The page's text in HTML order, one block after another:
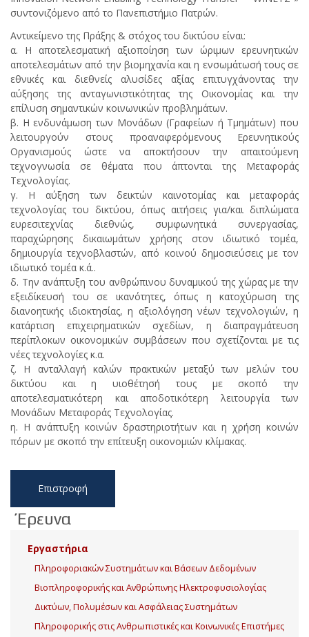
συντονιζόμενο από το Πανεπιστήμιο Πατρών.
Αντικείμενο της Πράξης & στόχος του δικτύου είναι:
α. Η αποτελεσματική αξιοποίηση των ώριμων ερευνητικών
αποτελεσμάτων από την βιομηχανία και η ενσωμάτωσή τους σε
εθνικές και διεθνείς αλυσίδες αξίας επιτυγχάνοντας την
αύξησης της ανταγωνιστικότητας της Οικονομίας και την
επίλυση σημαντικών κοινωνικών προβλημάτων.
β. Η ενδυνάμωση των Μονάδων (Γραφείων ή Τμημάτων) που
λειτουργούν στους προαναφερόμενους Ερευνητικούς
Οργανισμούς ώστε να αποκτήσουν την απαιτούμενη
τεχνογνωσία σε θέματα που άπτονται της Μεταφοράς
Τεχνολογίας.
γ. Η αύξηση των δεικτών καινοτομίας και μεταφοράς
τεχνολογίας του δικτύου, όπως αιτήσεις για/και διπλώματα
ευρεσιτεχνίας διεθνώς, συμφωνητικά συνεργασίας,
παραχώρησης δικαιωμάτων χρήσης στον ιδιωτικό τομέα,
δημιουργία τεχνοβλαστών, από κοινού δημοσιεύσεις με τον
ιδιωτικό τομέα κ.ά..
δ. Την ανάπτυξη του ανθρώπινου δυναμικού της χώρας με την
εξειδίκευσή του σε ικανότητες, όπως η κατοχύρωση της
διανοητικής ιδιοκτησίας, η αξιολόγηση νέων τεχνολογιών, η
κατάρτιση επιχειρηματικών σχεδίων, η διαπραγμάτευση
περίπλοκων οικονομικών συμβάσεων που σχετίζονται με τις
νέες τεχνολογίες κ.α.
ζ. Η ανταλλαγή καλών πρακτικών μεταξύ των μελών του
δικτύου και η υιοθέτησή τους με σκοπό την
αποτελεσματικότερη και αποδοτικότερη λειτουργία των
Μονάδων Μεταφοράς Τεχνολογίας.
η. Η ανάπτυξη κοινών δραστηριοτήτων και η χρήση κοινών
πόρων με σκοπό την επίτευξη οικονομιών κλίμακας.
Επιστροφή
Έρευνα
Εργαστήρια
Πληροφοριακών Συστημάτων και Βάσεων Δεδομένων
Βιοπληροφορικής και Ανθρώπινης Ηλεκτροφυσιολογίας
Δικτύων, Πολυμέσων και Ασφάλειας Συστημάτων
Πληροφορικής στις Ανθρωπιστικές και Κοινωνικές Επιστήμες